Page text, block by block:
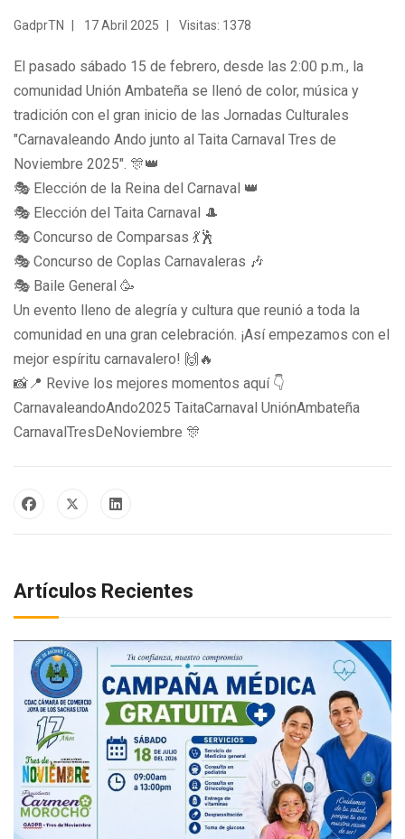
GadprTN 17 Abril 2025 Visitas: 1378
El pasado sábado 15 de febrero, desde las 2:00 p.m., la
comunidad Unión Ambateña se llenó de color, música y
tradición con el gran inicio de las Jornadas Culturales
"Carnavaleando Ando junto al Taita Carnaval Tres de
Noviembre 2025". 🎊👑
🎭 Elección de la Reina del Carnaval 👑
🎭 Elección del Taita Carnaval 🎩
🎭 Concurso de Comparsas 💃🕺
🎭 Concurso de Coplas Carnavaleras 🎶
🎭 Baile General 🥳
Un evento lleno de alegría y cultura que reunió a toda la
comunidad en una gran celebración. ¡Así empezamos con el
mejor espíritu carnavalero! 🙌🔥
📸📍 Revive los mejores momentos aquí 👇
CarnavaleandoAndo2025 TaitaCarnaval UniónAmbateña
CarnavalTresDeNoviembre 🎊
Artículos Recientes